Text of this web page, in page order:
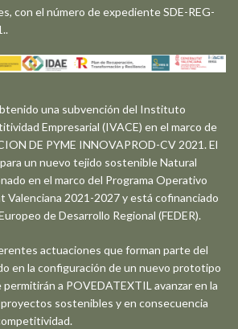
con el número de expediente SDE-REG-
una subvención del Instituto
Empresarial (IVACE) en el marco de
DE PYME INNOVAPROD-CV 2021. El
un nuevo tejido sostenible Natural
en el marco del Programa Operativo
Valenciana 2021-2027 y está cofinanciado
de Desarrollo Regional (FEDER).
actuaciones que forman parte del
en la configuración de un nuevo prototipo
a POVEDATEXTIL avanzar en la
sostenibles y en consecuencia